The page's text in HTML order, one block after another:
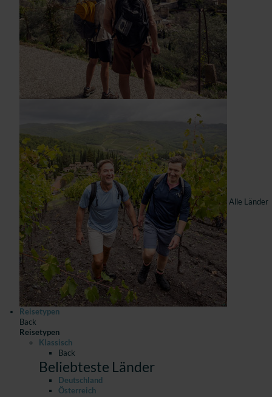
Alle Länder
Reisetypen
Back
Reisetypen
Klassisch
Back
Beliebteste Länder
Deutschland
Österreich